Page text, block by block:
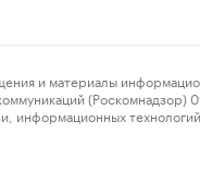
информационных